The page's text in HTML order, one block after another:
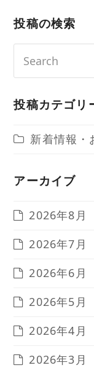
投稿の検索
投稿カテゴリ
新着情報・
アーカイブ
2026年8月
2026年7月
2026年6月
2026年5月
2026年4月
2026年3月